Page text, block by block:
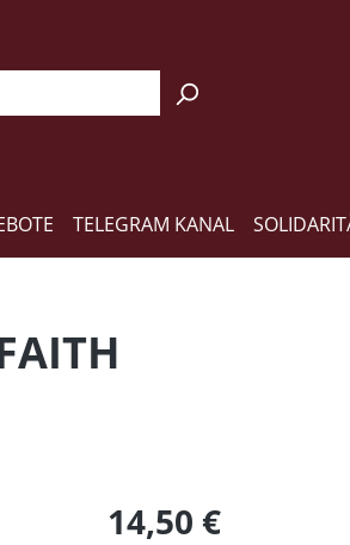
TELEGRAM KANAL
Regulärer Preis:
14,50 €